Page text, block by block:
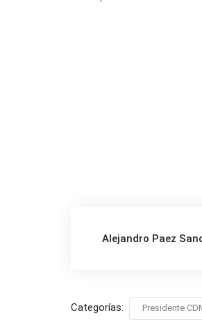
Alejandro Paez
Categorías: Presidente